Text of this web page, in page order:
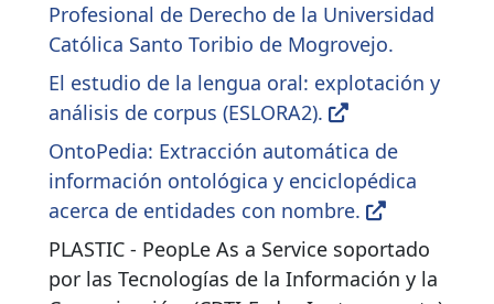
Profesional de Derecho de la Universidad
Católica Santo Toribio de Mogrovejo.
El estudio de la lengua oral: explotación y
análisis de corpus (ESLORA2).
OntoPedia: Extracción automática de
información ontológica y enciclopédica
acerca de entidades con nombre.
PLASTIC - PeopLe As a Service soportado
por las Tecnologías de la Información y la